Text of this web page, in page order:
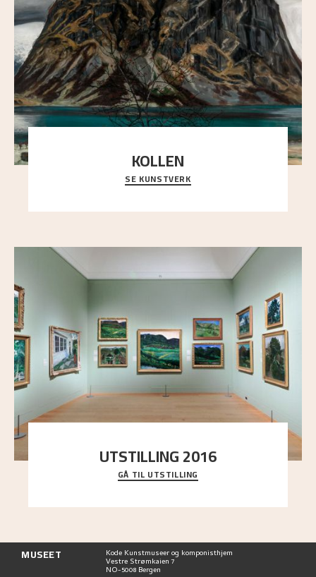
KOLLEN
Et ruvende fjell dominerer bildeflaten, og står i
sterk kontrast til det spinkle rognetreet ute
SE KUNSTVERK
UTSTILLING 2016
En komplett oversikt over Nikolai Astrups
utstillinger, fra debuten i 1900 og frem til i dag.
GÅ TIL UTSTILLING
MUSEET Kode Kunstmuseer og komponisthjem
Vestre Strømkaien 7
NO-5008 Bergen